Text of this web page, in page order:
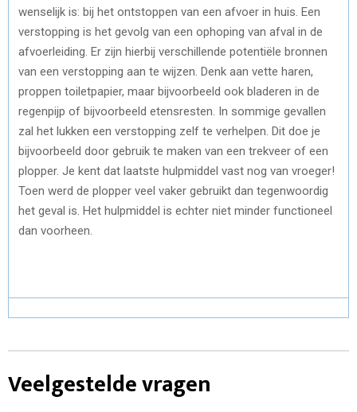
wenselijk is: bij het ontstoppen van een afvoer in huis. Een
verstopping is het gevolg van een ophoping van afval in de
afvoerleiding. Er zijn hierbij verschillende potentiële bronnen
van een verstopping aan te wijzen. Denk aan vette haren,
proppen toiletpapier, maar bijvoorbeeld ook bladeren in de
regenpijp of bijvoorbeeld etensresten. In sommige gevallen
zal het lukken een verstopping zelf te verhelpen. Dit doe je
bijvoorbeeld door gebruik te maken van een trekveer of een
plopper. Je kent dat laatste hulpmiddel vast nog van vroeger!
Toen werd de plopper veel vaker gebruikt dan tegenwoordig
het geval is. Het hulpmiddel is echter niet minder functioneel
dan voorheen.
Veelgestelde vragen